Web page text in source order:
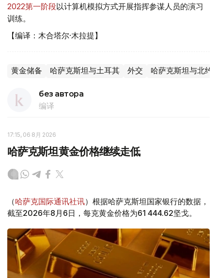
2022第一阶段以计算机模拟方式开展指挥参谋人员的演习
训练。
【编译：木合塔尔·木拉提】
黄金储备 哈萨克斯坦与土耳其 外交 哈萨克斯坦与北约
без автора
编译
17:15, 06 8月 2026
哈萨克斯坦黄金价格继续走低
（哈萨克国际通讯社讯）根据哈萨克斯坦国家银行的数据，
截至2026年8月6日，每克黄金价格为61 444.62坚戈。